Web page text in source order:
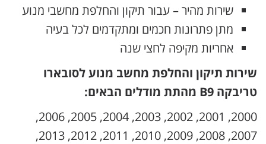
שירות מהיר – עבור תיקון והחלפת מחשבי מנוע
מתן פתרונות חכמים ומתקדמים לכל בעיה
אחריות מקיפה לחצי שנה
שירות תיקון והחלפת מחשב מנוע לסובארו
טריבקה B9 מהתת מודלים הבאים:
2000, 2001, 2002, 2003, 2004, 2005, 2006,
2007, 2008, 2009, 2010, 2011, 2012, 2013,